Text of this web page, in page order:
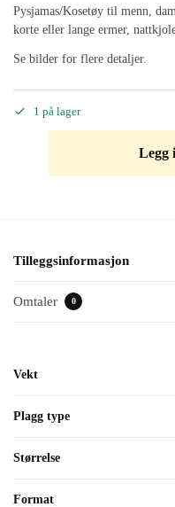
Pysjamas/Kosetøy til menn,
korte eller lange ermer,
Se bilder for flere detaljer.
1 på lager
Legg
Tilleggsinformasjon
Omtaler 0
Vekt
Plagg type
Størrelse
Format